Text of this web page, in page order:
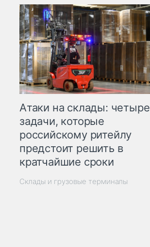
Атаки на склады: четыре
задачи, которые
российскому ритейлу
предстоит решить в
кратчайшие сроки
Склады и грузовые терминалы